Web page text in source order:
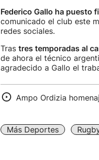
Federico Gallo ha puesto
comunicado el club este
redes sociales.
Tras tres temporadas al
de ahora el técnico
agradecido a Gallo el
Ampo Ordizia
Más Deportes